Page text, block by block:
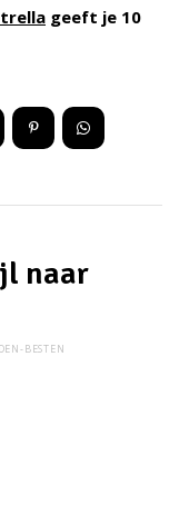
geeft je 10
naar
BESTEN